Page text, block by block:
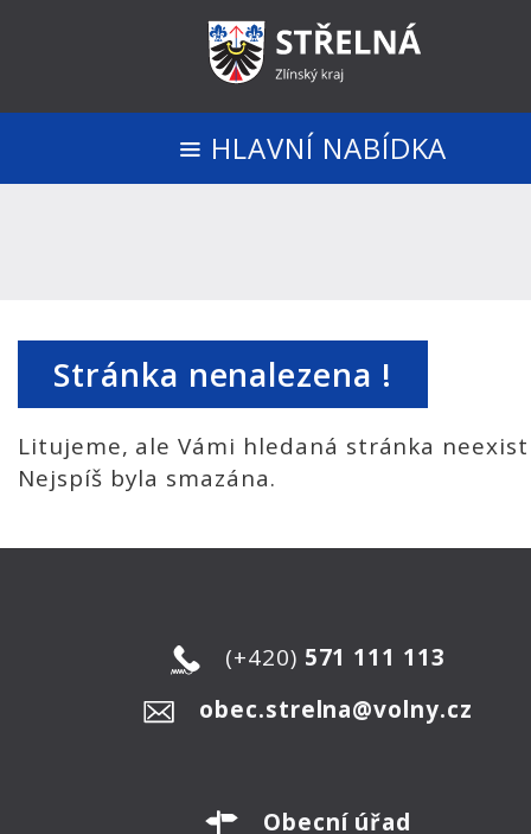
HLAVNÍ NABÍDKA
Stránka nenalezena !
Litujeme, ale Vámi hledaná stránka
Nejspíš byla smazána.
(+420) 571 111 113
obec.strelna@volny.cz
Obecní úřad